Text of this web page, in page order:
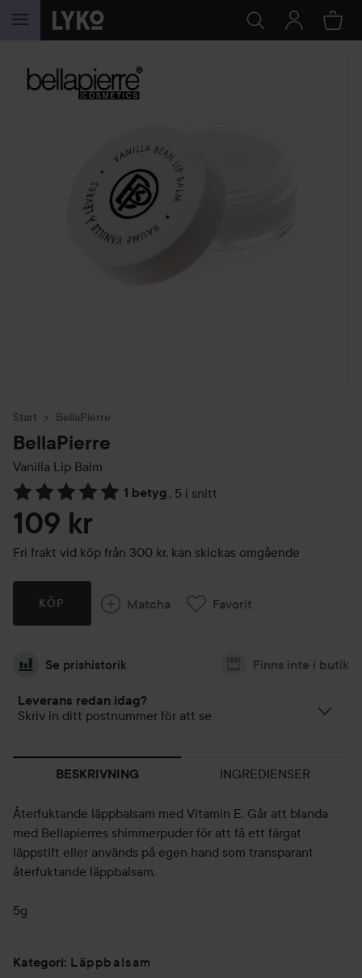
HOPPA TILL INNEHÅLLET
Start BellaPierre
BellaPierre
Vanilla Lip Balm
1 betyg , 5 i snitt
Hoppa till Betyg & kommentarer
109 kr
Fri frakt vid köp från 300 kr, kan skickas omgående
KÖP Matcha Favorit
Se prishistorik Finns inte i butik
Leverans redan idag?
Skriv in ditt postnummer för att se
BESKRIVNING INGREDIENSER
Återfuktande läppbalsam med Vitamin E. Går att blanda
med Bellapierres shimmerpuder för att få ett färgat
läppstift eller används på egen hand som transparant
återfuktande läppbalsam.
5g
Kategori: Läppbalsam